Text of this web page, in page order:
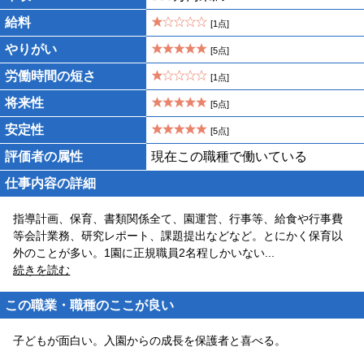
給料
[1点]
やりがい [5点]
労働時間の短さ [1点]
将来性 [5点]
安定性 [5点]
評価者の属性
現在この職種で働いている
仕事内容の詳細
指導計画、保育、書類関係全て、園運営、行事等、給食や行事費
等会計業務、研究レポート、課題提出などなど。とにかく保育以
外のことが多い。1園に正規職員2名程しかいない
続きを読む
この職業・職種のここが良い
子どもが面白い。入園からの成長を保護者と喜べる。